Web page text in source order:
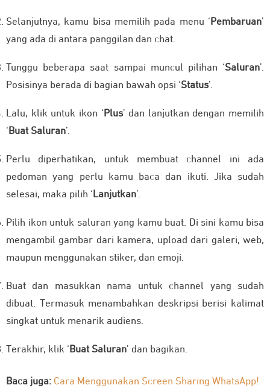
Selanjutnya, kamu bisa memilih pada menu ‘ Pembaruan’
yang ada di antara panggilan dan chat.
Tunggu beberapa saat sampai muncul pilihan ‘Saluran’.
Posisinya berada di bagian bawah opsi ‘Status’.
Lalu, klik untuk ikon ‘ Plus’ dan lanjutkan dengan memilih
‘ Buat Saluran’.
Perlu diperhatikan, untuk membuat channel ini ada
pedoman yang perlu kamu baca dan ikuti. Jika sudah
selesai, maka pilih ‘ Lanjutkan’.
Pilih ikon untuk saluran yang kamu buat. Di sini kamu bisa
mengambil gambar dari kamera, upload dari galeri, web,
maupun menggunakan stiker, dan emoji.
Buat dan masukkan nama untuk channel yang sudah
dibuat. Termasuk menambahkan deskripsi berisi kalimat
singkat untuk menarik audiens.
Terakhir, klik ‘ Buat Saluran’ dan bagikan.
Baca juga: Cara Menggunakan Screen Sharing WhatsApp!